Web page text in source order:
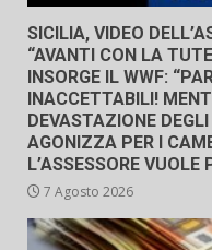
SICILIA, VIDEO
“AVANTI CON LA
INSORGE IL WWF:
INACCETTABILI!
DEVASTAZIONE
AGONIZZA PER I
L’ASSESSORE
7 Agosto 2026